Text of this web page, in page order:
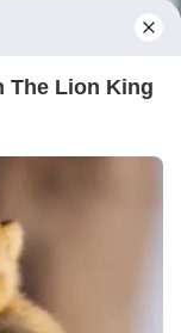
Pedoman Media Siber
Kami